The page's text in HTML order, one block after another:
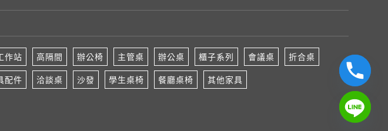
作站 高隔間 辦公椅 主管桌 辦公桌 櫃子系列 會議桌 折合桌
配件 洽談桌 沙發 學生桌椅 餐廳桌椅 其他家具